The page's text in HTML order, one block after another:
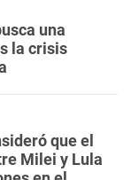
una
la crisis
que el
Milei y Lula